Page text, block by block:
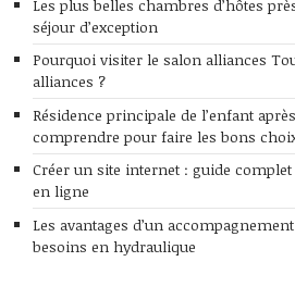
Les plus belles chambres d’hôtes
séjour d’exception
Pourquoi visiter le salon alliances
alliances ?
Résidence principale de l’enfant
comprendre pour faire les bons
Créer un site internet : guide
en ligne
Les avantages d’un
besoins en hydraulique